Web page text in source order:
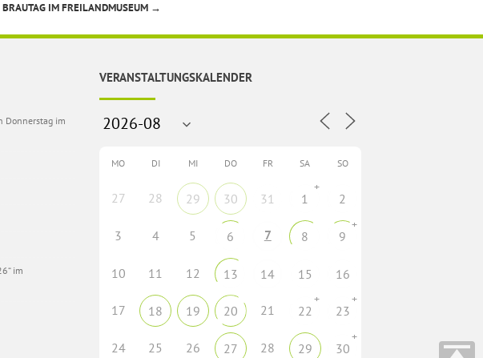
BRAUTAG IM FREILANDMUSEUM →
Donnerstag im
im
VERANSTALTUNGSKALENDER
MO DI MI DO FR SA SO
27 28 29 30 31 1
+
2
3 4 5 6 7 8 9
+
10 11 12 13 14 15 16
17 18 19 20 21 22
+
23
+
24 25 26 27 28 29 30
+